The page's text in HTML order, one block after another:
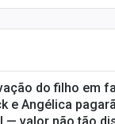
do filho em
e Angélica